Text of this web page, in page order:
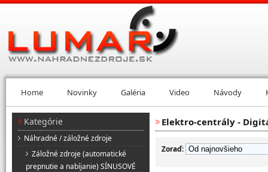
Home Novinky Galéria Video Návody
Kategórie
Náhradné / záložné zdroje
Záložné zdroje (automatické
prepnutie a nabíjanie) SÍNUSOVÉ
Elektro-centrály -
Zoraď: